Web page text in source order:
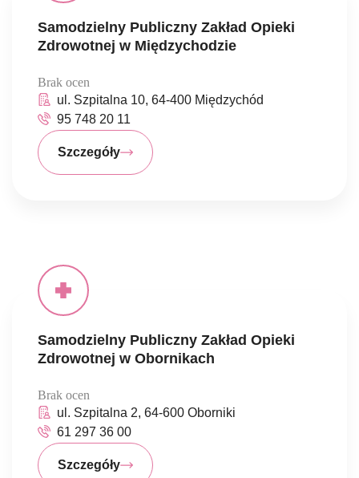
Samodzielny Publiczny Zakład Opieki
Zdrowotnej w Międzychodzie
Brak ocen
ul. Szpitalna 10, 64-400 Międzychód
95 748 20 11
Szczegóły
Samodzielny Publiczny Zakład Opieki
Zdrowotnej w Obornikach
Brak ocen
ul. Szpitalna 2, 64-600 Oborniki
61 297 36 00
Szczegóły